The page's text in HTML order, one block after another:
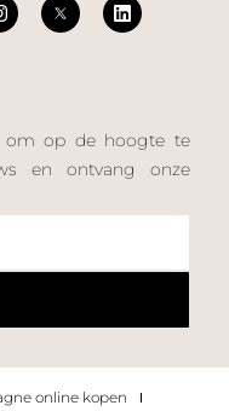
om op de hoogte te
en ontvang onze
online kopen